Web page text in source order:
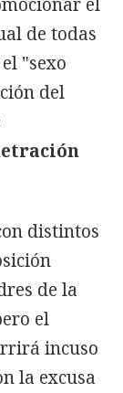
de todas
"sexo
del
distintos
de la
el
incuso
la excusa